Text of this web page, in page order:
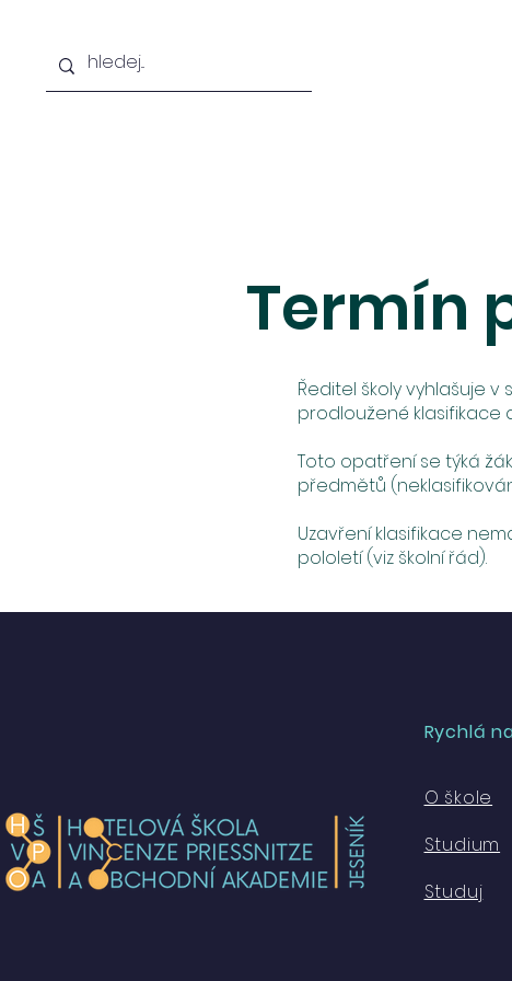
Termín
Ředitel školy vyhlašuje v
prodloužené klasifikace
Toto opatření se týká
předmětů
Uzavření klasifikace
pololetí (viz školní řád).
Rychlá
O škole
Studium
Studuj